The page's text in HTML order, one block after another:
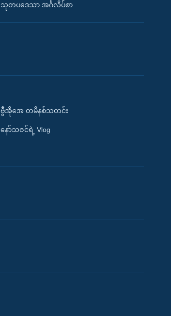
သုတပဒေသာ အင်္ဂလိပ်စာ
ဗွီအိုအေ တမိနစ်သတင်း
နော်သဇင်ရဲ့ Vlog